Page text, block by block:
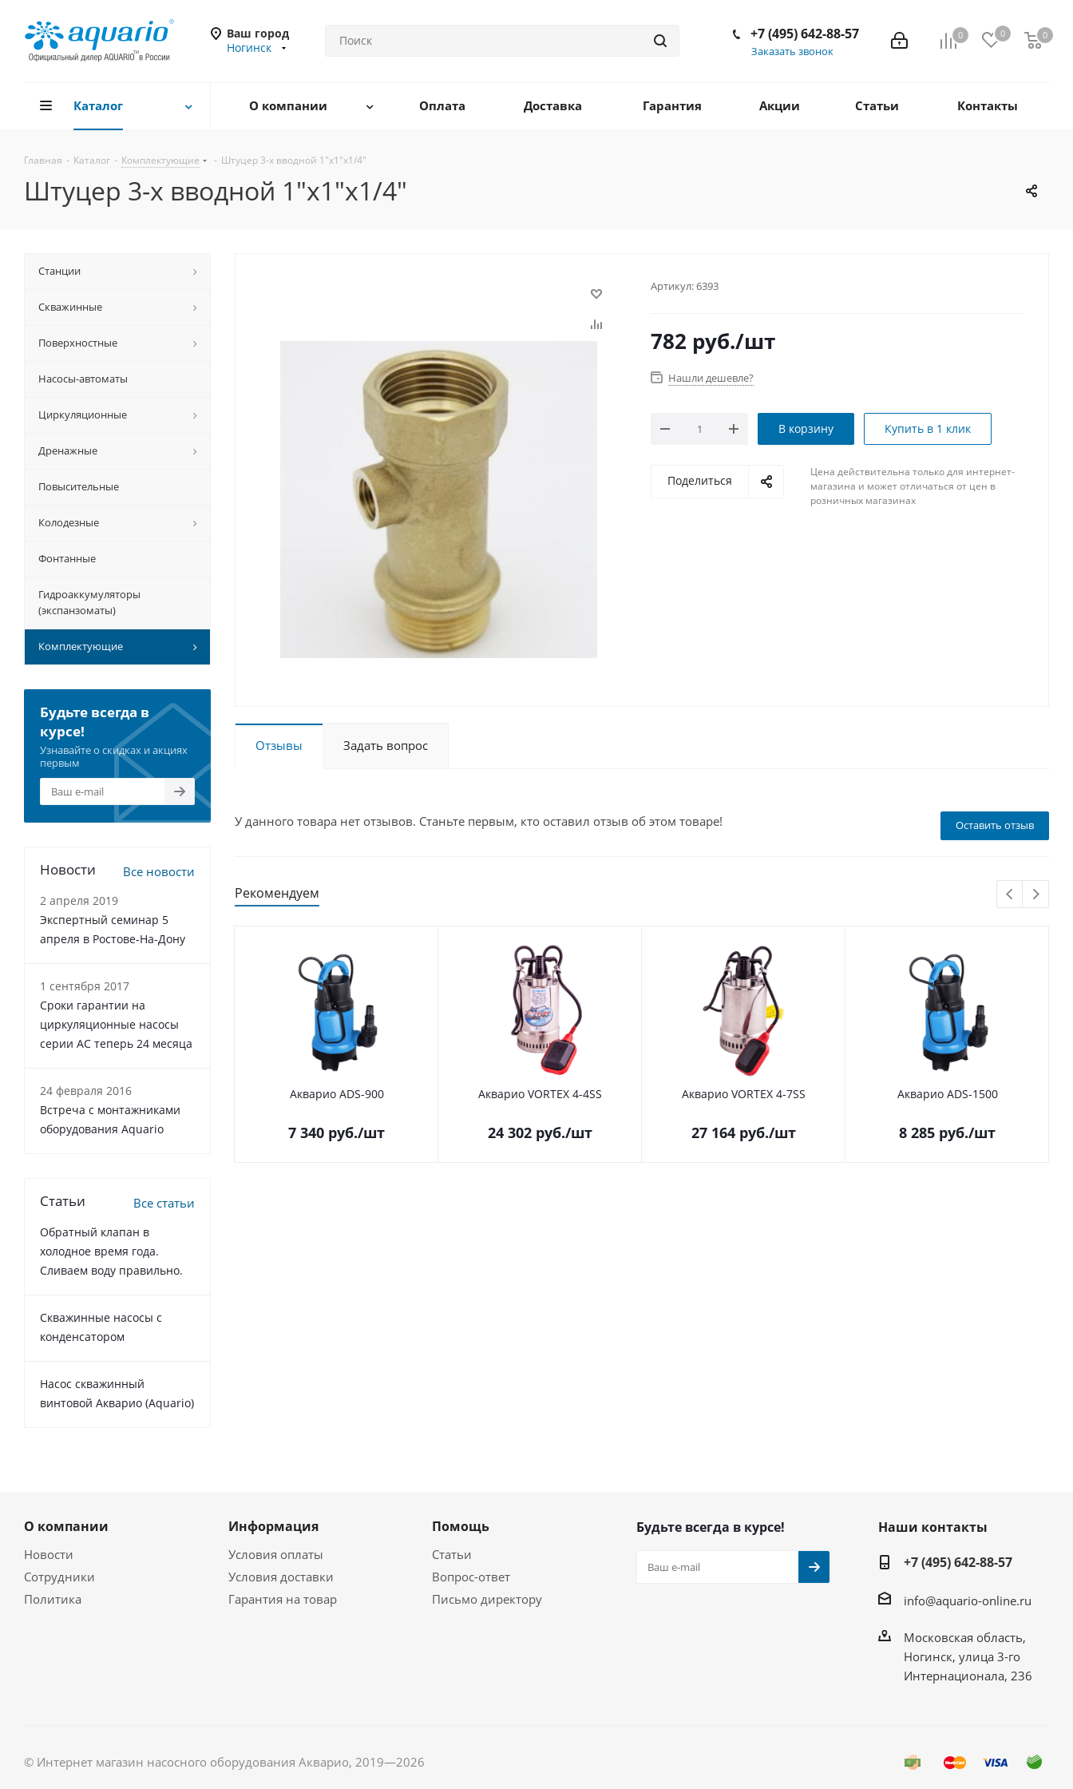
Ваш город
Ногинск
0 0 0
+7 (495) 642-88-57
Заказать звонок
Каталог О компании Оплата Доставка Гарантия Акции Статьи Контакты
Главная - Каталог - Комплектующие - Штуцер 3-х вводной 1"х1"х1/4"
Штуцер 3-х вводной 1"х1"х1/4"
Артикул:6393
782 руб./шт
Нашли дешевле?
В корзину Купить в 1 клик
Поделиться
Цена действительна только для интернет-
магазина и может отличаться от цен в
розничных магазинах
Отзывы Задать вопрос
Оставить отзыв
У данного товара нет отзывов. Станьте первым, кто оставил отзыв об этом товаре!
Рекомендуем
Акварио ADS-900
7 340 руб./шт
Акварио VORTEX 4-4SS
24 302 руб./шт
Акварио VORTEX 4-7SS
27 164 руб./шт
Акварио ADS-1500
8 285 руб./шт
Станции
Скважинные
Поверхностные
Насосы-автоматы
Циркуляционные
Дренажные
Повысительные
Колодезные
Фонтанные
Гидроаккумуляторы
(экспанзоматы)
Комплектующие
Будьте всегда в
курсе!
Узнавайте о скидках и акциях
первым
Новости Все новости
2 апреля 2019
Экспертный семинар 5
апреля в Ростове-На-Дону
1 сентября 2017
Сроки гарантии на
циркуляционные насосы
серии АС теперь 24 месяца
24 февраля 2016
Встреча с монтажниками
оборудования Aquario
Статьи Все статьи
Обратный клапан в
холодное время года.
Сливаем воду правильно.
Cкважинные насосы с
конденсатором
Насос скважинный
винтовой Акварио (Aquario)
О компании
Новости
Сотрудники
Политика
Информация
Условия оплаты
Условия доставки
Гарантия на товар
Помощь
Статьи
Вопрос-ответ
Письмо директору
Будьте всегда в курсе!
Наши контакты
+7 (495) 642-88-57
info@aquario-online.ru
Московская область,
Ногинск, улица 3-го
Интернационала, 236
© Интернет магазин насосного оборудования Акварио, 2019—2026